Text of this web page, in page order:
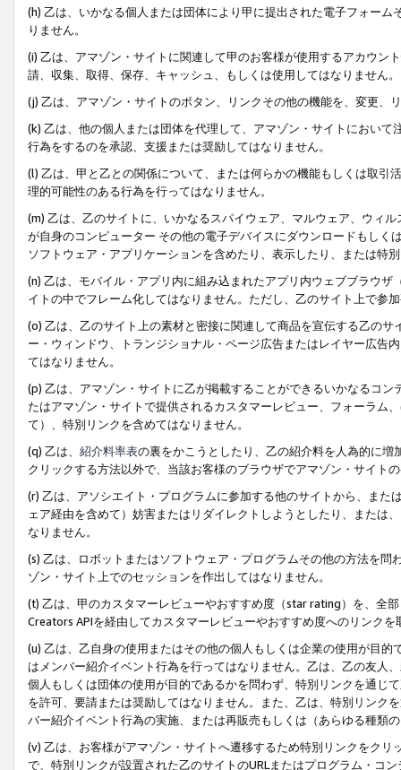
(h) 乙は、いかなる個人または団体により甲に提出された電子フォー
りません。
(i) 乙は、アマゾン・サイトに関連して甲のお客様が使用するアカウン
請、収集、取得、保存、キャッシュ、もしくは使用してはなりません。
(j) 乙は、アマゾン・サイトのボタン、リンクその他の機能を、変更、
(k) 乙は、他の個人または団体を代理して、アマゾン・サイトにおい
行為をするのを承認、支援または奨励してはなりません。
(l) 乙は、甲と乙との関係について、または何らかの機能もしくは取
理的可能性のある行為を行ってはなりません。
(m) 乙は、乙のサイトに、いかなるスパイウェア、マルウェア、ウィ
が自身のコンピューター その他の電子デバイスにダウンロードもし
ソフトウェア・アプリケーションを含めたり、表示したり、または特
(n) 乙は、モバイル・アプリ内に組み込まれたアプリ内ウェブブラウ
イトの中でフレーム化してはなりません。ただし、乙のサイト上で参
(o) 乙は、乙のサイト上の素材と密接に関連して商品を宣伝する乙の
ー・ウィンドウ、トランジショナル・ページ広告またはレイヤー広告
てはなりません。
(p) 乙は、アマゾン・サイトに乙が掲載することができるいかなるコ
たはアマゾン・サイトで提供されるカスタマーレビュー、フォーラム
て）、特別リンクを含めてはなりません。
(q) 乙は、 紹介料率表の裏をかこうとしたり、乙の紹介料を人為的に
クリックする方法以外で、当該お客様のブラウザでアマゾン・サイト
(r) 乙は、アソシエイト・プログラムに参加する他のサイトから、ま
ェア経由を含めて）妨害またはリダイレクトしようとしたり、または
なりません。
(s) 乙は、ロボットまたはソフトウェア・プログラムその他の方法を
ゾン・サイト上でのセッションを作出してはなりません。
(t) 乙は、甲のカスタマーレビューやおすすめ度（star rating）を、全
Creators APIを経由してカスタマーレビューやおすすめ度へのリンクを
(u) 乙は、乙自身の使用またはその他の個人もしくは企業の使用が目
はメンバー紹介イベント行為を行ってはなりません。乙は、乙の友人
個人もしくは団体の使用が目的であるかを問わず、特別リンクを通じ
を許可、要請または奨励してはなりません。また、乙は、特別リンク
バー紹介イベント行為の実施、または再販売もしくは（あらゆる種類
(v) 乙は、お客様がアマゾン・サイトへ遷移するため特別リンクをク
で、特別リンクが設置された乙のサイトのURLまたはプログラム・コ